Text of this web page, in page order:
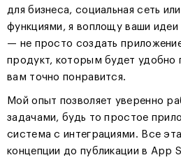
для бизнеса, социальная сеть
функциями, я воплощу ваши идеи
— не просто создать
продукт, которым будет удобно
вам точно понравится.
Мой опыт позволяет уверенно
задачами, будь то простое
система с интеграциями. Все
концепции до публикации в App